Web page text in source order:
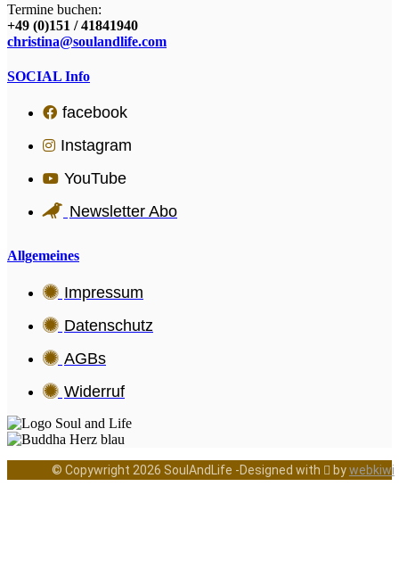
Termine buchen:
+49 (0)151 / 41841940
christina@soulandlife.com
SOCIAL Info
facebook
Instagram
YouTube
Newsletter Abo
Allgemeines
Impressum
Datenschutz
AGBs
Widerruf
© Copywright 2026 SoulAndLife -Designed with  bywebkiwi